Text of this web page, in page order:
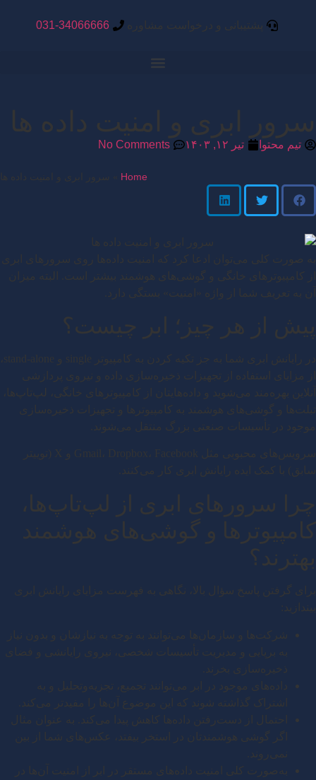
پشتیبانی و درخواست مشاوره 031-34066666
سرور ابری و امنیت داده ها
تیم محتوا تیر ۱۲, ۱۴۰۳ No Comments
Home سرور ابری و امنیت داده ها
به‌ صورت کلی می‌توان ادعا کرد که امنیت داده‌‌ها روی سرورهای ابری
از کامپیوترهای خانگی و گوشی‌های هوشمند بیشتر است. البته میزان
آن به تعریف شما از واژه «امنیت» بستگی دارد.
پیش از هر چیز؛ ابر چیست؟
در رایانش ابری شما به جز تکیه کردن به کامپیوتر single و stand-alone،
از مزایای استفاده از تجهیزات ذخیره‌سازی داده و نیروی پردازشی
آنلاین بهره‌مند می‌شوید و داده‌هایتان از کامپیوترهای خانگی، لپ‌تاپ‌ها،
تبلت‌ها و گوشی‌های هوشمند به کامپیوترها و تجهیزات ذخیره‌سازی
موجود در تأسیسات صنعتی بزرگ منتقل می‌شوند.
سرویس‌های محبوبی مثل Gmail، Dropbox، Facebook و X (توییتر
سابق) با کمک ایده رایانش ابری کار می‌کنند.
چرا سرورهای ابری از لپ‌تاپ‌ها،
کامپیوترها و گوشی‌های هوشمند
بهترند؟
برای گرفتن پاسخ سؤال بالا، نگاهی به فهرست مزایای رایانش ابری
بیندازید:
شرکت‌ها و سازمان‌ها می‌توانند به توجه به نیازشان و بدون نیاز
به برپایی و مدیریت تأسیسات شخصی، نیروی رایانشی و فضای
ذخیره‌سازی بخرند.
داده‌های موجود در ابر می‌توانند تجمیع، تجزیه‌وتحلیل و به
اشتراک گذاشته شوند که این موضوع آن‌ها را مفیدتر می‌کند.
احتمال از دست‌رفتن داده‌ها کاهش پیدا می‌کند. به عنوان مثال
اگر گوشی هوشمندتان در استخر بیفتد، عکس‌های شما از بین
نمی‌روند.
به‌صورت کلی امنیت داده‌های مستقر در ابر از امنیت آن‌ها در